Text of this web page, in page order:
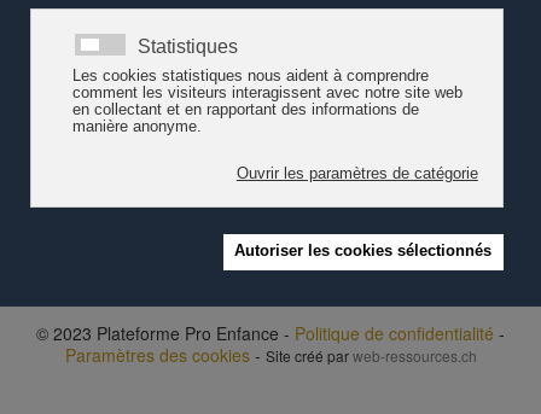
HARMOS Petite Enfance, une Assurance Enfance Suisse (sur le
modèle de l’AVS) ou un concept d’encouragement précoce
romand. Les attentes exprimées face à
importantes et nombreuses. Elles nécessiteront de mettre en
place des priorités.
obstacles et les pistes d'action- 12.10.2016
© 2023 Plateforme Pro Enfance - Politique de confidentialité -
Paramètres des cookies- Site créé parweb-ressources.ch